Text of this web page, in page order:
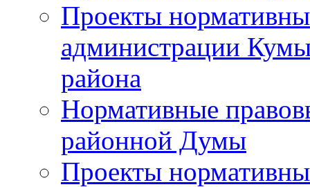
Проекты
администрации
района
Нормативные
районной Думы
Проекты